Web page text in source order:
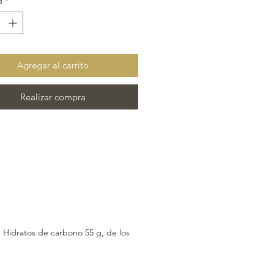
cacao 40%.
trazas de FRUTOS DE
Agregar al carrito
Realizar compra
Hidratos de carbono 55 g, de los